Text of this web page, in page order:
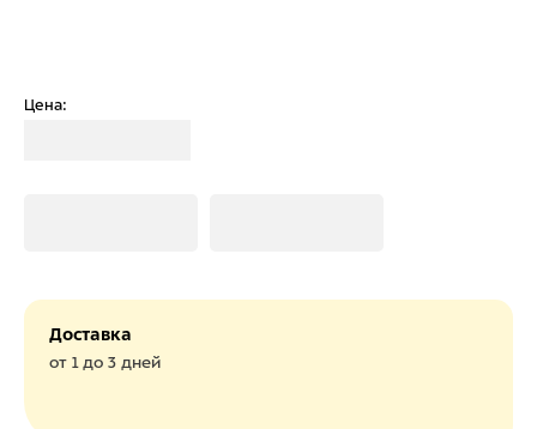
Цена:
Доставка
от 1 до 3 дней